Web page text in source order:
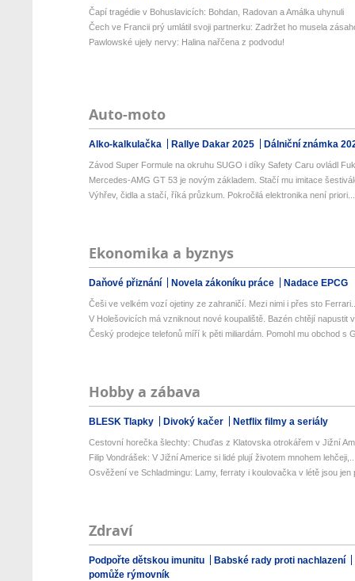
Čapí tragédie v Bohuslavicích: Bohdan, Radovan a Amálka uhynuli
Čech ve Francii prý umlátil svoji partnerku: Zadržet ho musela
Pawlowské ujely nervy: Halina nařčena z podvodu!
Auto-moto
Alko-kalkulačka Rallye Dakar 2025 Dálniční známka
Závod Super Formule na okruhu SUGO i díky Safety Caru ovládl
Mercedes-AMG GT 53 je novým základem. Stačí mu imitace
Výhřev, čidla a stačí, říká průzkum. Pokročilá elektronika není priori...
Ekonomika a byznys
Daňové přiznání Novela zákoníku práce Nadace EPCG
Češi ve velkém vozí ojetiny ze zahraničí. Mezi nimi i přes sto
V Holešovicích má vzniknout nové koupaliště. Bazén chtějí napustit
Český prodejce telefonů míří k pěti miliardám. Pomohl mu obchod s
Hobby a zábava
BLESK Tlapky Divoký kačer Netflix filmy a seriály
Cestovní horečka šlechty: Chuďas z Klatovska otrokářem v Jižní
Filip Vondrášek: V Jižní Americe si lidé plují životem mnohem
Osvěžení ve Schladmingu: Lamy, ferraty i koulovačka v létě jsou jen
Zdraví
Podpořte dětskou imunitu
Babské rady proti nachlazení
pomůže rýmovník